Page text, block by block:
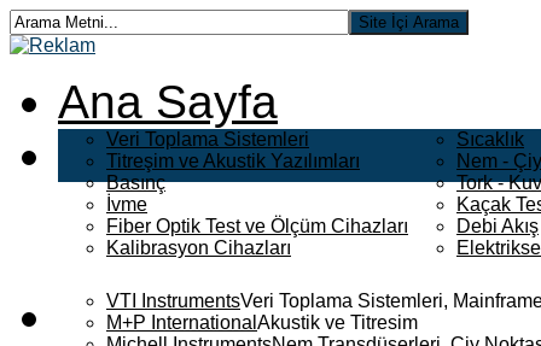
Ana Sayfa
Veri Toplama Sistemleri
Titreşim ve Akustik Yazılımları
Basınç
İvme
Fiber Optik Test ve Ölçüm Cihazları
Kalibrasyon Cihazları
Sıcaklık
Nem -
Tork -
Kaçak
Debi Akış
VTI InstrumentsVeri Toplama Sistemleri,
M+P International Akustik ve Titresim